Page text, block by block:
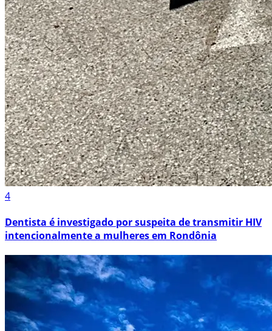
4
Dentista é investigado por suspeita de transmitir HIV
intencionalmente a mulheres em Rondônia